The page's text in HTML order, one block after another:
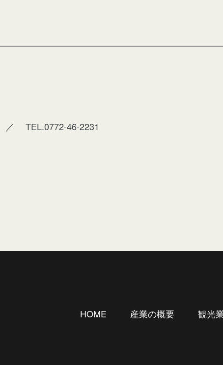
／ TEL.0772-46-2231
HOME 産業の概要 観光